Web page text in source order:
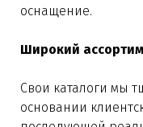
оснащение.
Широкий
Свои каталоги мы
основании